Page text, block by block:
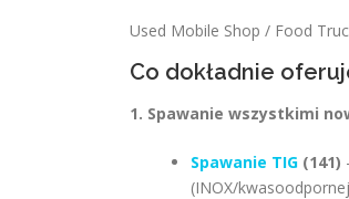
Used Mobile Shop / Food
Co dokładnie
1. Spawanie wszystkimi
Spawanie TIG (141)
(INOX/